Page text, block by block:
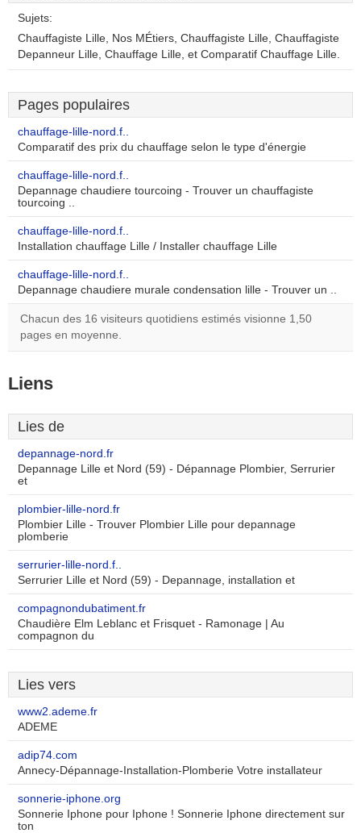
Sujets:
Chauffagiste Lille, Nos MÉtiers, Chauffagiste Lille, Chauffagiste
Depanneur Lille, Chauffage Lille, et Comparatif Chauffage Lille.
Pages populaires
chauffage-lille-nord.f..
Comparatif des prix du chauffage selon le type d'énergie
chauffage-lille-nord.f..
Depannage chaudiere tourcoing - Trouver un chauffagiste
tourcoing ..
chauffage-lille-nord.f..
Installation chauffage Lille / Installer chauffage Lille
chauffage-lille-nord.f..
Depannage chaudiere murale condensation lille - Trouver un ..
Chacun des 16 visiteurs quotidiens estimés visionne 1,50
pages en moyenne.
Liens
Lies de
depannage-nord.fr
Depannage Lille et Nord (59) - Dépannage Plombier, Serrurier
et
plombier-lille-nord.fr
Plombier Lille - Trouver Plombier Lille pour depannage
plomberie
serrurier-lille-nord.f..
Serrurier Lille et Nord (59) - Depannage, installation et
compagnondubatiment.fr
Chaudière Elm Leblanc et Frisquet - Ramonage | Au
compagnon du
Lies vers
www2.ademe.fr
ADEME
adip74.com
Annecy-Dépannage-Installation-Plomberie Votre installateur
sonnerie-iphone.org
Sonnerie Iphone pour Iphone ! Sonnerie Iphone directement sur
ton